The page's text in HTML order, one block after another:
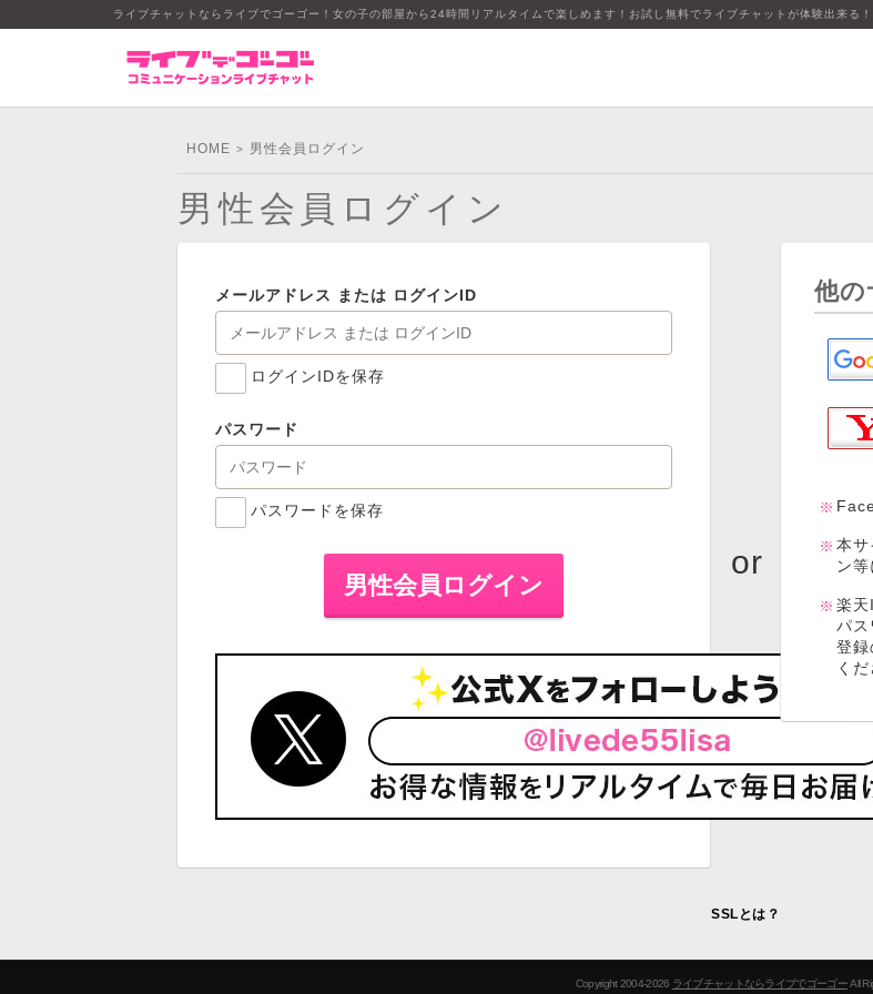
ライブチャットならライブでゴーゴー！女の子の部屋から24時間リアルタイムで楽しめます！お試し無料でライブチャットが体験出来る！
HOME > 男性会員ログイン
男性会員ログイン
メールアドレス または ログインID
ログインIDを保存
パスワード
パスワードを保存
他の
本サ
ン
楽天
パス
登録
くだ
SSLとは？
Copyright 2004-2026 ライブチャットならライブでゴーゴーAll